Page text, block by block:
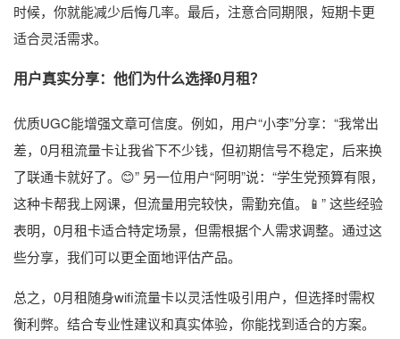
时候，你就能减少后悔几率。最后，注意合同期限，短期卡更
适合灵活需求。
用户真实分享：他们为什么选择0月租？
优质UGC能增强文章可信度。例如，用户“小李”分享：“我常出
差，0月租流量卡让我省下不少钱，但初期信号不稳定，后来换
了联通卡就好了。😊” 另一位用户“阿明”说：“学生党预算有限，
这种卡帮我上网课，但流量用完较快，需勤充值。📱” 这些经验
表明，0月租卡适合特定场景，但需根据个人需求调整。通过这
些分享，我们可以更全面地评估产品。
总之，0月租随身wifi流量卡以灵活性吸引用户，但选择时需权
衡利弊。结合专业性建议和真实体验，你能找到适合的方案。